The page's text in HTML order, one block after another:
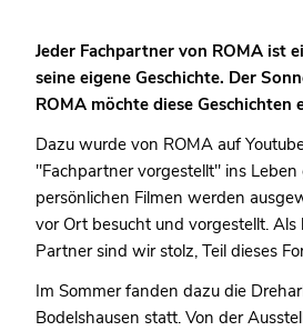
Jeder Fachpartner von ROMA ist
seine eigene Geschichte. Der
ROMA möchte diese Geschichten
Dazu wurde von ROMA auf
"Fachpartner vorgestellt" ins Leben
persönlichen Filmen werden
vor Ort besucht und vorgestellt.
Partner sind wir stolz, Teil dieses
Im Sommer fanden dazu die
Bodelshausen statt. Von der